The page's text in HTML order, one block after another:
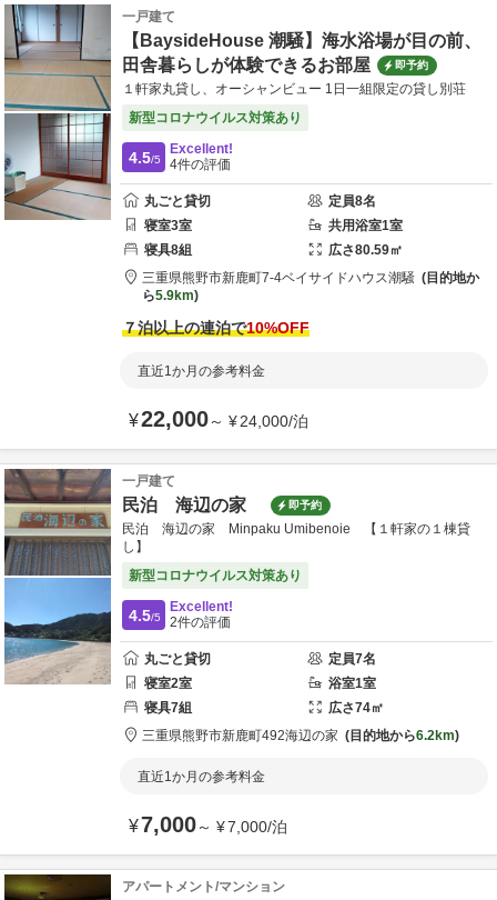
一戸建て
【BaysideHouse 潮騒】海水浴場が目の前、
田舎暮らしが体験できるお部屋
即予約
１軒家丸貸し、オーシャンビュー 1日一組限定の貸し別荘
新型コロナウイルス対策あり
4.5/5
Excellent!
4件の評価
丸ごと貸切 定員8名
寝室3室 共用浴室1室
寝具8組 広さ80.59㎡
三重県熊野市新鹿町7-4ベイサイドハウス潮騒
目的地か
ら5.9km
７泊以上の連泊で10%OFF
直近1か月の参考料金
¥22,000～ ¥24,000/泊
一戸建て
民泊 海辺の家 即予約
民泊 海辺の家 Minpaku Umibenoie 【１軒家の１棟貸
し】
新型コロナウイルス対策あり
4.5/5
Excellent!
2件の評価
丸ごと貸切 定員7名
寝室2室 浴室1室
寝具7組 広さ74㎡
三重県熊野市新鹿町492海辺の家 目的地から6.2km
直近1か月の参考料金
¥7,000～ ¥7,000/泊
アパートメント/マンション